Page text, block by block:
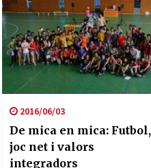
2016/06/03
De mica en mica: Futbol,
joc net i valors
integradors